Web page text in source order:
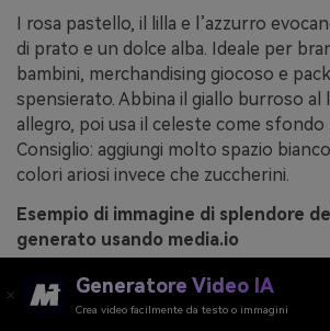
I rosa pastello, il lilla e l’azzurro
di prato e un dolce alba. Ideale per
bambini, merchandising giocoso e
spensierato. Abbina il giallo burroso al
allegro, poi usa il celeste come sfondo
Consiglio: aggiungi molto spazio
colori ariosi invece che zuccherini.
Esempio di immagine di splendore
generato usando media.io
Generatore Video IA
Crea video facilmente da testo o immagini